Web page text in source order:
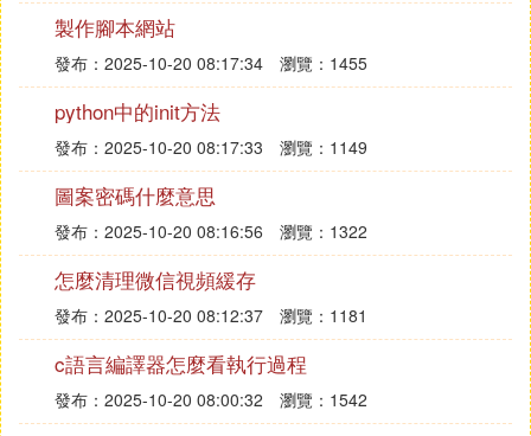
製作腳本網站
發布：2025-10-20 08:17:34 瀏覽：1455
python中的init方法
發布：2025-10-20 08:17:33 瀏覽：1149
圖案密碼什麼意思
發布：2025-10-20 08:16:56 瀏覽：1322
怎麼清理微信視頻緩存
發布：2025-10-20 08:12:37 瀏覽：1181
c語言編譯器怎麼看執行過程
發布：2025-10-20 08:00:32 瀏覽：1542